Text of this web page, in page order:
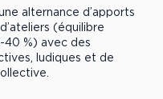
alternance d’apports
(équilibre
40 %) avec des
ludiques et de